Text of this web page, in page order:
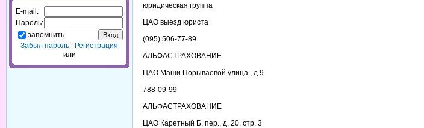
E-mail:
Пароль:
запомнить
Забыл пароль
Регистрация
или
юридическая группа
ЦАО выезд юриста
(095) 506-77-89
АЛЬФАСТРАХОВАНИЕ
ЦАО Маши Порываевой улица , д.9
788-09-99
АЛЬФАСТРАХОВАНИЕ
ЦАО Каретный Б. пер., д. 20, стр. 3